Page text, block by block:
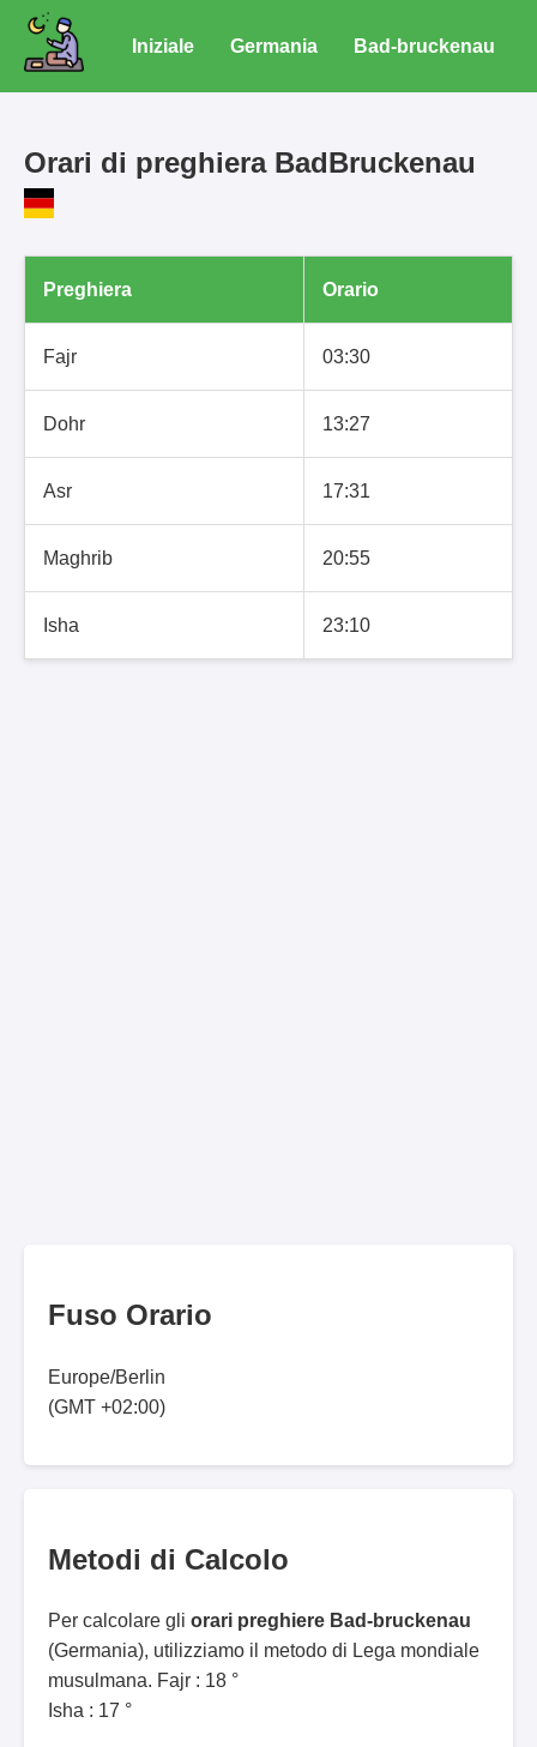
Iniziale Germania Bad-bruckenau
Orari di preghiera BadBruckenau
Preghiera Orario
Fajr 03:30
Dohr 13:27
Asr 17:31
Maghrib 20:55
Isha 23:10
Fuso Orario
Europe/Berlin
(GMT +02:00)
Metodi di Calcolo
Per calcolare gli orari preghiere Bad-bruckenau
(Germania), utilizziamo il metodo di Lega mondiale
musulmana. Fajr : 18 °
Isha : 17 °